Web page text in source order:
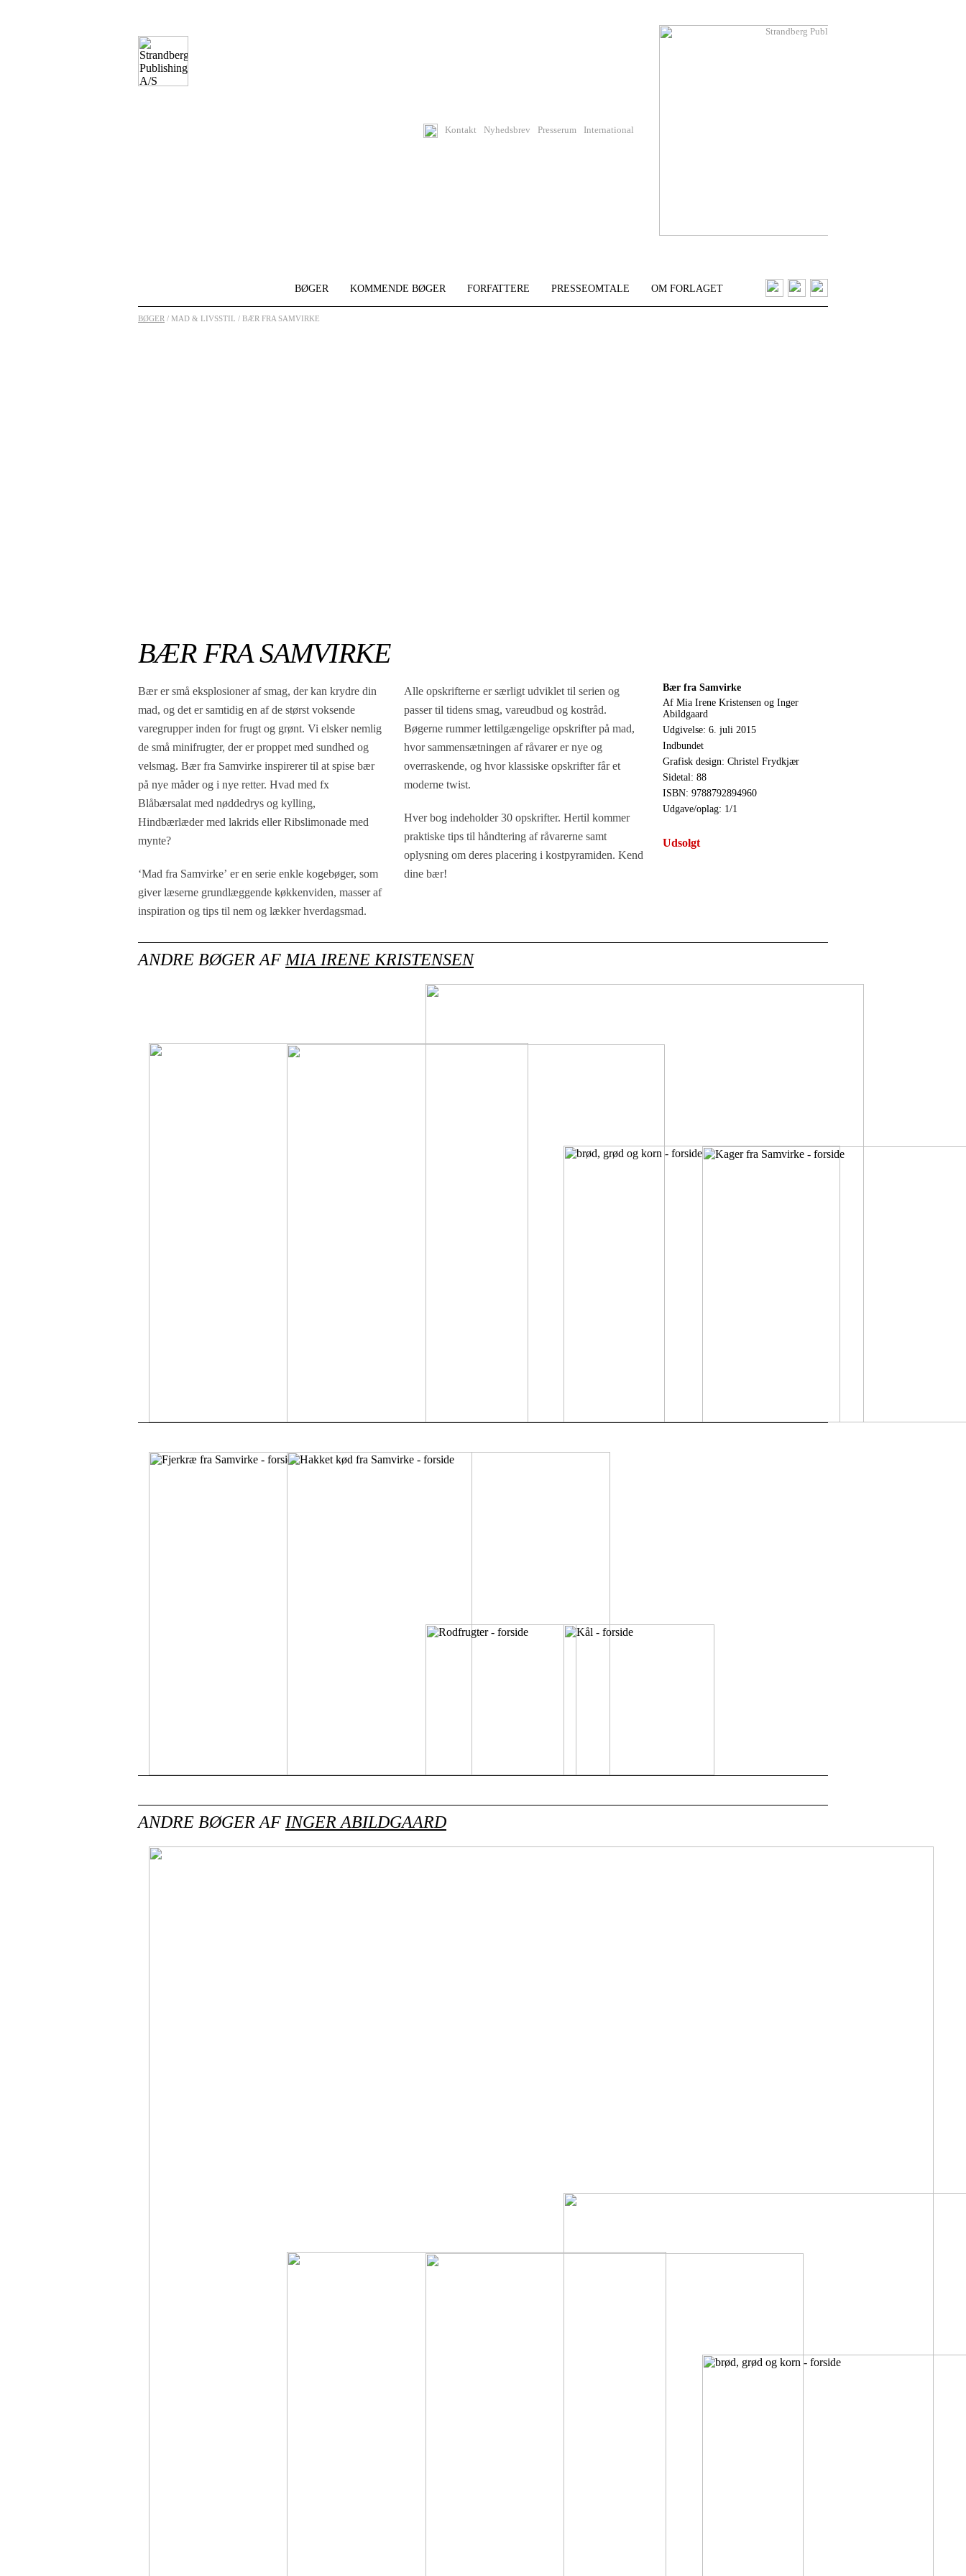
Kontakt Nyhedsbrev Presserum International
BØGER KOMMENDE BØGER FORFATTERE PRESSEOMTALE OM FORLAGET
BØGER / MAD & LIVSSTIL / BÆR FRA SAMVIRKE
BÆR FRA SAMVIRKE
Bær er små eksplosioner af smag, der kan krydre din
mad, og det er samtidig en af de størst voksende
varegrupper inden for frugt og grønt. Vi elsker nemlig
de små minifrugter, der er proppet med sundhed og
velsmag. Bær fra Samvirke inspirerer til at spise bær
på nye måder og i nye retter. Hvad med fx
Blåbærsalat med nøddedrys og kylling,
Hindbærlæder med lakrids eller Ribslimonade med
mynte?
‘Mad fra Samvirke’ er en serie enkle kogebøger, som
giver læserne grundlæggende køkkenviden, masser af
inspiration og tips til nem og lækker hverdagsmad.
Alle opskrifterne er særligt udviklet til serien og
passer til tidens smag, vareudbud og kostråd.
Bøgerne rummer lettilgængelige opskrifter på mad,
hvor sammensætningen af råvarer er nye og
overraskende, og hvor klassiske opskrifter får et
moderne twist.
Hver bog indeholder 30 opskrifter. Hertil kommer
praktiske tips til håndtering af råvarerne samt
oplysning om deres placering i kostpyramiden. Kend
dine bær!
Bær fra Samvirke
Af Mia Irene Kristensen og Inger
Abildgaard
Udgivelse: 6. juli 2015
Indbundet
Grafisk design: Christel Frydkjær
Sidetal: 88
ISBN: 9788792894960
Udgave/oplag: 1/1
Udsolgt
ANDRE BØGER AF MIA IRENE KRISTENSEN
ANDRE BØGER AF INGER ABILDGAARD